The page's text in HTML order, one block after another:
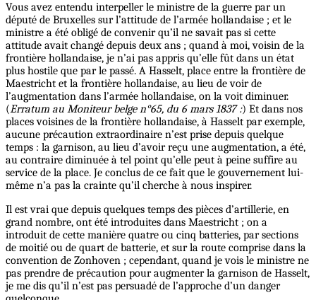
Vous avez entendu interpeller le ministre de la guerre par un
député de Bruxelles sur l’attitude de l’armée hollandaise ; et le
ministre a été obligé de convenir qu’il ne savait pas si cette
attitude avait changé depuis deux ans ; quand à moi, voisin de la
frontière hollandaise, je n’ai pas appris qu’elle fût dans un état
plus hostile que par le passé. A Hasselt, place entre la frontière de
Maestricht et la frontière hollandaise, au lieu de voir de
l’augmentation dans l’armée hollandaise, on la voit diminuer.
(Erratum au Moniteur belge n°65, du 6 mars 1837 :) Et dans nos
places voisines de la frontière hollandaise, à Hasselt par exemple,
aucune précaution extraordinaire n’est prise depuis quelque
temps : la garnison, au lieu d’avoir reçu une augmentation, a été,
au contraire diminuée à tel point qu’elle peut à peine suffire au
service de la place. Je conclus de ce fait que le gouvernement lui-
même n’a pas la crainte qu’il cherche à nous inspirer.
Il est vrai que depuis quelques temps des pièces d’artillerie, en
grand nombre, ont été introduites dans Maestricht ; on a
introduit de cette manière quatre ou cinq batteries, par sections
de moitié ou de quart de batterie, et sur la route comprise dans la
convention de Zonhoven ; cependant, quand je vois le ministre ne
pas prendre de précaution pour augmenter la garnison de Hasselt,
je me dis qu’il n’est pas persuadé de l’approche d’un danger